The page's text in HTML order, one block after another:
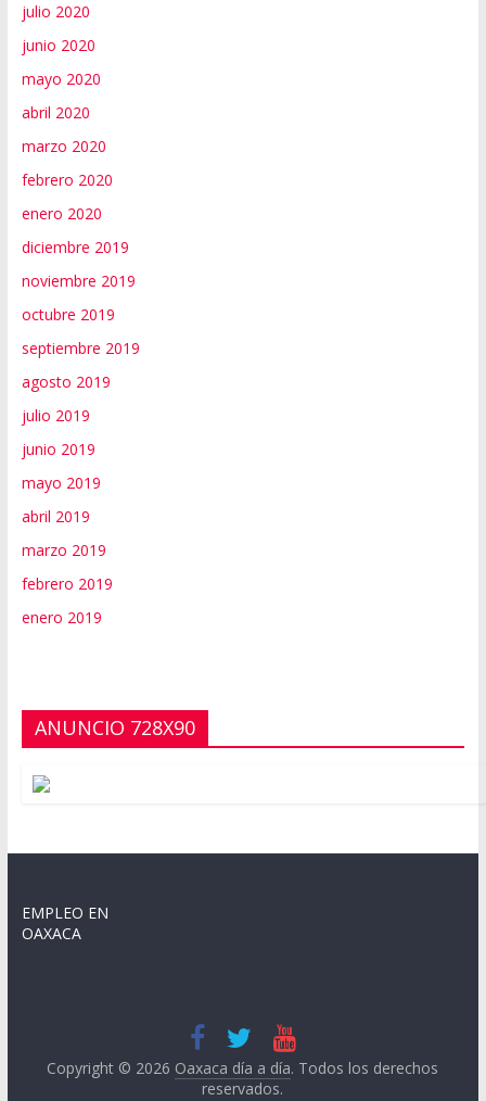
julio 2020
junio 2020
mayo 2020
abril 2020
marzo 2020
febrero 2020
enero 2020
diciembre 2019
noviembre 2019
octubre 2019
septiembre 2019
agosto 2019
julio 2019
junio 2019
mayo 2019
abril 2019
marzo 2019
febrero 2019
enero 2019
ANUNCIO 728X90
EMPLEO EN
OAXACA
Copyright © 2026 Oaxaca día a día. Todos los derechos
reservados.